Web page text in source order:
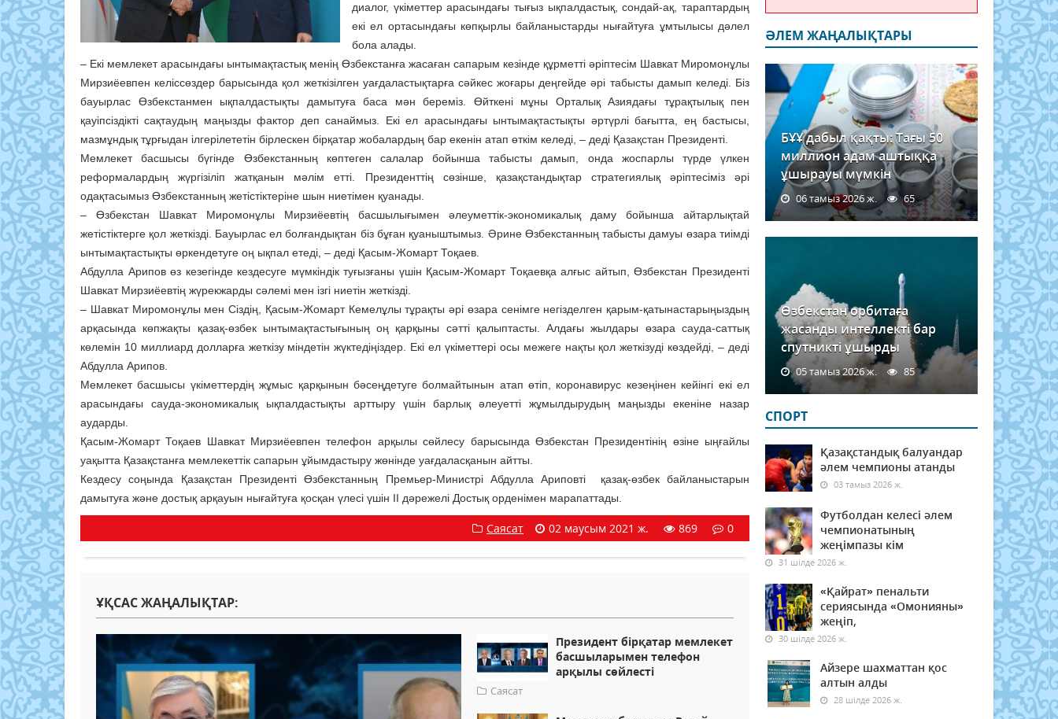
диалог, үкіметтер арасындағы тығыз ықпалдастық, сондай-ақ, тараптардың
екі ел ортасындағы көпқырлы байланыстарды нығайтуға ұмтылысы дәлел
бола алады.
– Екі мемлекет арасындағы ынтымақтастық менің Өзбекстанға жасаған сапарым кезінде құрметті әріптесім Шавкат Миромонұлы
Мирзиёевпен келіссөздер барысында қол жеткізілген уағдаластықтарға сәйкес жоғары деңгейде әрі табысты дамып келеді. Біз
бауырлас Өзбекстанмен ықпалдастықты дамытуға баса мән береміз. Өйткені мұны Орталық Азиядағы тұрақтылық пен
қауіпсіздікті сақтаудың маңызды фактор деп санаймыз. Екі ел арасындағы ынтымақтастықты әртүрлі бағытта, ең бастысы,
мазмұндық тұрғыдан ілгерілететін бірлескен бірқатар жобалардың бар екенін атап өткім келеді, – деді Қазақстан Президенті.
Мемлекет басшысы бүгінде Өзбекстанның көптеген салалар бойынша табысты дамып, онда жоспарлы түрде үлкен
реформалардың жүргізіліп жатқанын мәлім етті. Президенттің сөзінше, қазақстандықтар стратегиялық әріптесіміз әрі
одақтасымыз Өзбекстанның жетістіктеріне шын ниетімен қуанады.
– Өзбекстан Шавкат Миромонұлы Мирзиёевтің басшылығымен әлеуметтік-экономикалық даму бойынша айтарлықтай
жетістіктерге қол жеткізді. Бауырлас ел болғандықтан біз бұған қуаныштымыз. Әрине Өзбекстанның табысты дамуы өзара тиімді
ынтымақтастықты өркендетуге оң ықпал етеді, – деді Қасым-Жомарт Тоқаев.
Абдулла Арипов өз кезегінде кездесуге мүмкіндік туғызғаны үшін Қасым-Жомарт Тоқаевқа алғыс айтып, Өзбекстан Президенті
Шавкат Мирзиёевтің жүрекжарды сәлемі мен ізгі ниетін жеткізді.
– Шавкат Миромонұлы мен Сіздің, Қасым-Жомарт Кемелұлы тұрақты әрі өзара сенімге негізделген қарым-қатынастарыңыздың
арқасында көпжақты қазақ-өзбек ынтымақтастығының оң қарқыны сәтті қалыптасты. Алдағы жылдары өзара сауда-саттық
көлемін 10 миллиард долларға жеткізу міндетін жүктедіңіздер. Екі ел үкіметтері осы межеге нақты қол жеткізуді көздейді, – деді
Абдулла Арипов.
Мемлекет басшысы үкіметтердің жұмыс қарқынын бәсеңдетуге болмайтынын атап өтіп, коронавирус кезеңінен кейінгі екі ел
арасындағы сауда-экономикалық ықпалдастықты арттыру үшін барлық әлеуетті жұмылдырудың маңызды екеніне назар
аударды.
Қасым-Жомарт Тоқаев Шавкат Мирзиёевпен телефон арқылы сөйлесу барысында Өзбекстан Президентінің өзіне ыңғайлы
уақытта Қазақстанға мемлекеттік сапарын ұйымдастыру жөнінде уағдаласқанын айтты.
Кездесу соңында Қазақстан Президенті Өзбекстанның Премьер-Министрі Абдулла Ариповті қазақ-өзбек байланыстарын
дамытуға және достық арқауын нығайтуға қосқан үлесі үшін ІІ дәрежелі Достық орденімен марапаттады.
Саясат 02 маусым 2021 ж. 869 0
ҰҚСАС ЖАҢАЛЫҚТАР:
Президент бірқатар мемлекет
басшыларымен телефон
арқылы сөйлесті
Саясат
ӘЛЕМ ЖАҢАЛЫҚТАРЫ
БҰҰ дабыл қақты: Тағы 50
миллион адам аштыққа
ұшырауы мүмкін
06 тамыз 2026 ж. 65
Өзбекстан орбитаға
жасанды интеллекті бар
спутникті ұшырды
05 тамыз 2026 ж. 85
СПОРТ
Қазақстандық балуандар
әлем чемпионы атанды
03 тамыз 2026 ж.
Футболдан келесі әлем
чемпионатының
жеңімпазы кім
31 шілде 2026 ж.
«Қайрат» пенальти
сериясында «Омонияны»
жеңіп,
30 шілде 2026 ж.
Айзере шахматтан қос
алтын алды
28 шілде 2026 ж.